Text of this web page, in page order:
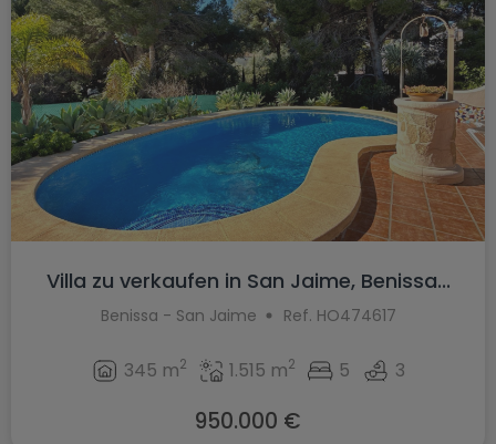
Villa zu verkaufen in San Jaime, Benissa...
Benissa - San Jaime Ref. HO474617
345 m2 1.515 m2 5 3
950.000 €